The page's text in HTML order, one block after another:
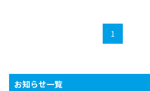
1
お知らせ一覧